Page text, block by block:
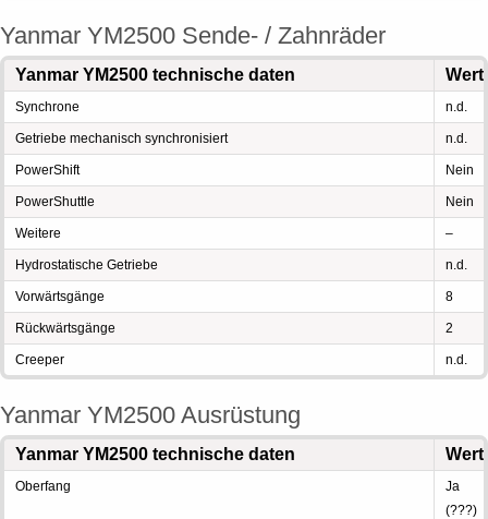
Yanmar YM2500 Sende- / Zahnräder
Yanmar YM2500 technische daten Wert
Synchrone n.d.
Getriebe mechanisch synchronisiert n.d.
PowerShift Nein
PowerShuttle Nein
Weitere –
Hydrostatische Getriebe n.d.
Vorwärtsgänge 8
Rückwärtsgänge 2
Creeper n.d.
Yanmar YM2500 Ausrüstung
Yanmar YM2500 technische daten Wert
Oberfang
Ja
(???)